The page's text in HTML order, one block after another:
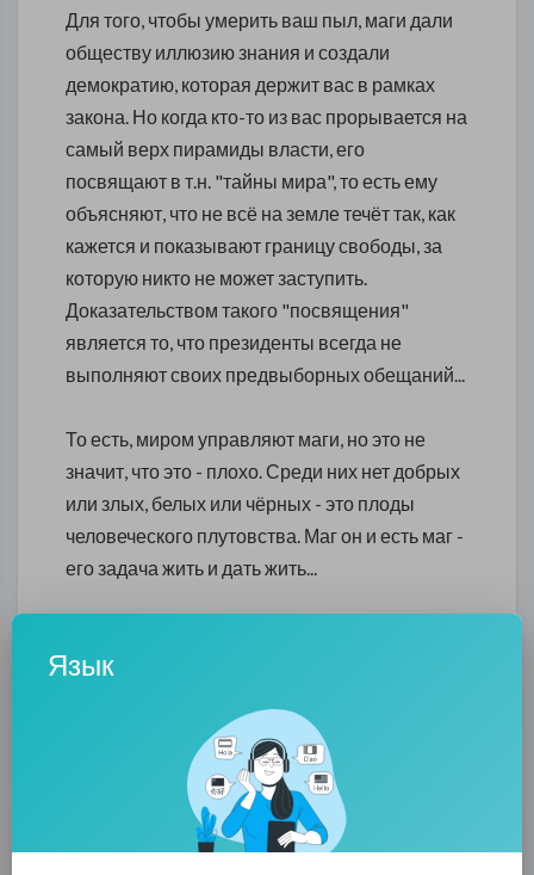
Для того, чтобы умерить ваш пыл, маги дали
обществу иллюзию знания и создали
демократию, которая держит вас в рамках
закона. Но когда кто-то из вас прорывается на
самый верх пирамиды власти, его
посвящают в т.н. "тайны мира", то есть ему
объясняют, что не всё на земле течёт так, как
кажется и показывают границу свободы, за
которую никто не может заступить.
Доказательством такого "посвящения"
является то, что президенты всегда не
выполняют своих предвыборных обещаний...
То есть, миром управляют маги, но это не
значит, что это - плохо. Среди них нет добрых
или злых, белых или чёрных - это плоды
человеческого плутовства. Маг он и есть маг -
его задача жить и дать жить...
всё труднее и труднее. А ограничить вашу
магов - это свободный выбор каждого из вас.
Именно поэтому человеческий мир обречён
на худой конец. Перенаселение планеты
всегда приводит общество к вырождению у
людей природных качеств и мир
Язык